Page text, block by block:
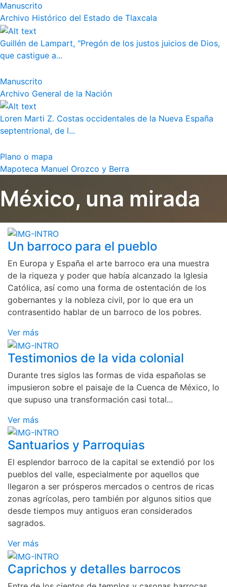
Manuscrito
Archivo Histórico del Estado de Tlaxcala
Guillén de Lampart, "Pregón de los justos juicios de Dios,
que castigue a...
Manuscrito
Archivo General de la Nación
Loren Marti Z. Costas occidentales de la Nueva España
septentrional, de l...
Plano o mapa
Mapoteca Manuel Orozco y Berra
México, una mirada
Un barroco para el pueblo
En Europa y España el arte barroco era una muestra
de la riqueza y poder que había alcanzado la Iglesia
Católica, así como una forma de ostentación de los
gobernantes y la nobleza civil, por lo que era un
contrasentido hablar de un barroco de los pobres.
Ver más
Testimonios de la vida colonial
Durante tres siglos las formas de vida españolas se
impusieron sobre el paisaje de la Cuenca de México, lo
que supuso una transformación casi total...
Ver más
Santuarios y Parroquias
El esplendor barroco de la capital se extendió por los
pueblos del valle, especialmente por aquellos que
llegaron a ser prósperos mercados o centros de ricas
zonas agrícolas, pero también por algunos sitios que
desde tiempos muy antiguos eran considerados
sagrados.
Ver más
Caprichos y detalles barrocos